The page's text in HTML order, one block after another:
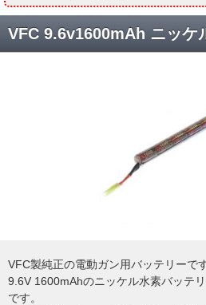
VFC製純正の電動ガン用バッテリーです
9.6V 1600mAhのニッケル水素バッテ
です。